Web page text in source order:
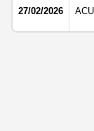
27/02/2026